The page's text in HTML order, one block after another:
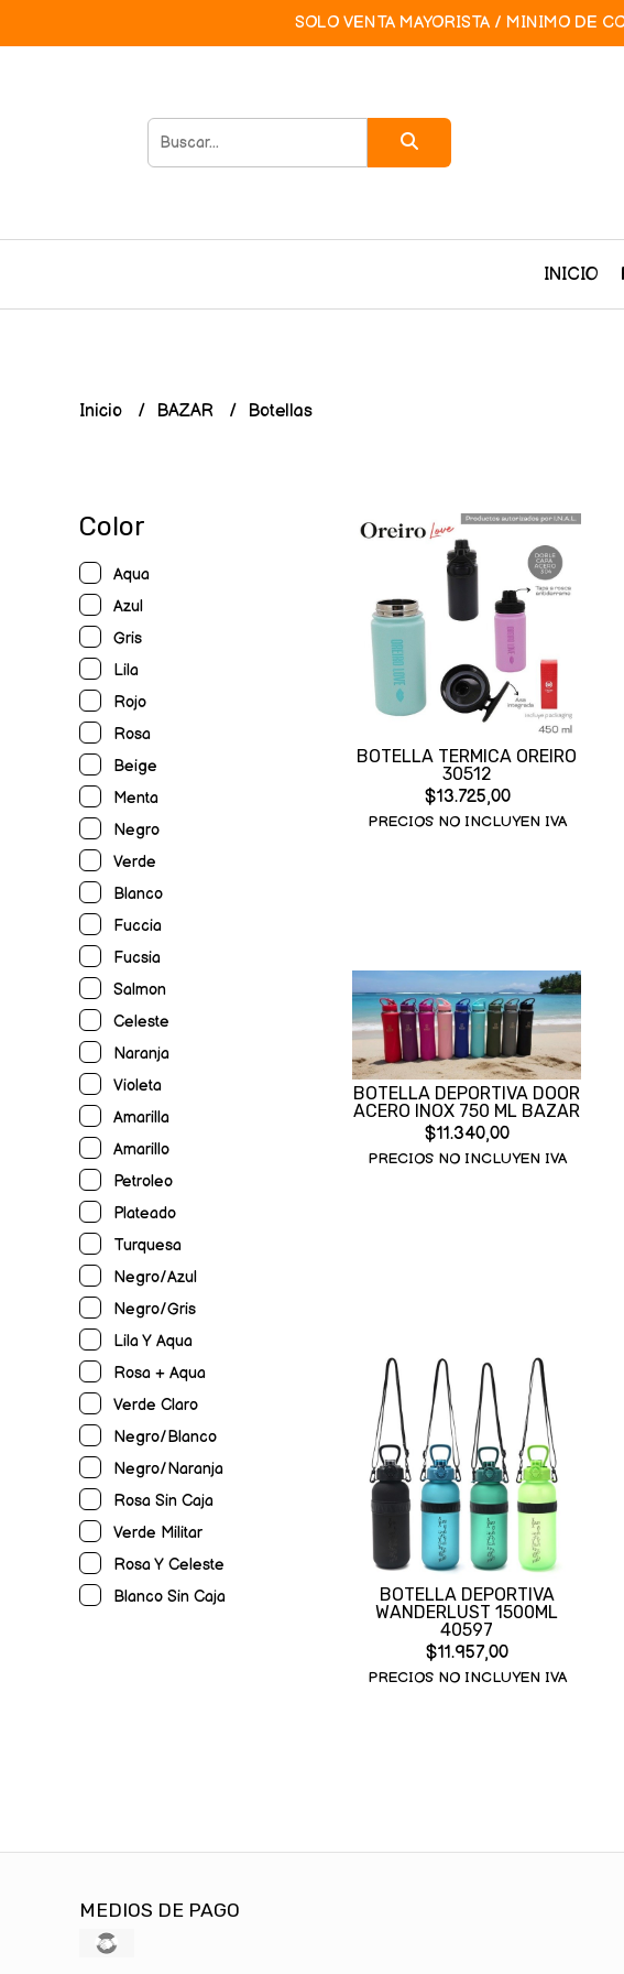
SOLO VENTA MAYORISTA / MINIMO DE
INICIO
Inicio BAZAR Botellas
Color
Aqua
Azul
Gris
Lila
Rojo
Rosa
Beige
Menta
Negro
Verde
Blanco
Fuccia
Fucsia
Salmon
Celeste
Naranja
Violeta
Amarilla
Amarillo
Petroleo
Plateado
Turquesa
Negro/azul
Negro/gris
Lila Y Aqua
Rosa + Aqua
Verde Claro
Negro/blanco
Negro/naranja
Rosa Sin Caja
Verde Militar
Rosa Y Celeste
Blanco Sin Caja
BOTELLA TERMICA OREIRO
30512
$13.725,00
PRECIOS NO INCLUYEN IVA
BOTELLA DEPORTIVA DOOR
ACERO INOX 750 ML BAZAR
$11.340,00
PRECIOS NO INCLUYEN IVA
BOTELLA DEPORTIVA
WANDERLUST 1500ML
40597
$11.957,00
PRECIOS NO INCLUYEN IVA
MEDIOS DE PAGO